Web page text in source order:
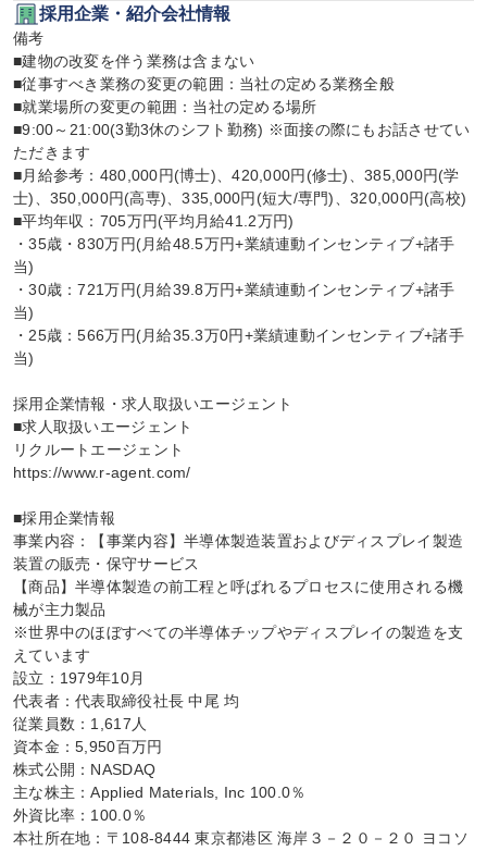
採用企業・紹介会社情報
備考
■建物の改変を伴う業務は含まない
■従事すべき業務の変更の範囲：当社の定める業務全般
■就業場所の変更の範囲：当社の定める場所
■9:00～21:00(3勤3休のシフト勤務) ※面接の際にもお話させてい
ただきます
■月給参考：480,000円(博士)、420,000円(修士)、385,000円(学
士)、350,000円(高専)、335,000円(短大/専門)、320,000円(高校)
■平均年収：705万円(平均月給41.2万円)
・35歳・830万円(月給48.5万円+業績連動インセンティブ+諸手
当)
・30歳：721万円(月給39.8万円+業績連動インセンティブ+諸手
当)
・25歳：566万円(月給35.3万0円+業績連動インセンティブ+諸手
当)
採用企業情報・求人取扱いエージェント
■求人取扱いエージェント
リクルートエージェント
https://www.r-agent.com/
■採用企業情報
事業内容：【事業内容】半導体製造装置およびディスプレイ製造
装置の販売・保守サービス
【商品】半導体製造の前工程と呼ばれるプロセスに使用される機
械が主力製品
※世界中のほぼすべての半導体チップやディスプレイの製造を支
えています
設立：1979年10月
代表者：代表取締役社長 中尾 均
従業員数：1,617人
資本金：5,950百万円
株式公開：NASDAQ
主な株主：Applied Materials, Inc 100.0％
外資比率：100.0％
本社所在地：〒108-8444 東京都港区 海岸３－２０－２０ ヨコソ